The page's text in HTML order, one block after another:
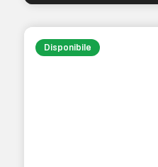
Disponibile